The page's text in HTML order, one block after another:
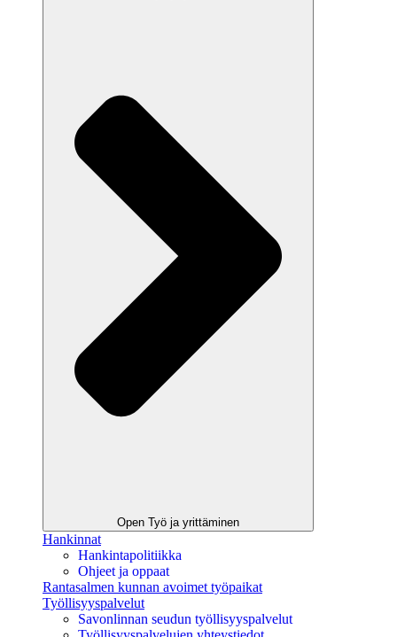
Open Työ ja yrittäminen
Hankinnat
Hankintapolitiikka
Ohjeet ja oppaat
Rantasalmen kunnan avoimet työpaikat
Työllisyyspalvelut
Savonlinnan seudun työllisyyspalvelut